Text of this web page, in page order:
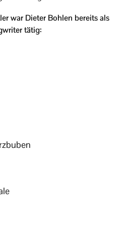
war Dieter Bohlen bereits als
tätig: